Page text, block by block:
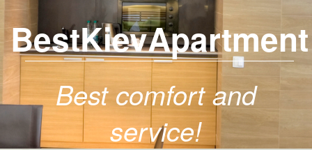
BestKievApartment
Best comfort and
service!